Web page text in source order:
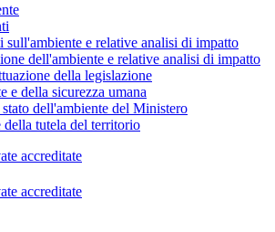
sull'ambiente e relative analisi di impatto
dell'ambiente e relative analisi di impatto
della legislazione
e della sicurezza umana
dell'ambiente del Ministero
tutela del territorio
accreditate
accreditate